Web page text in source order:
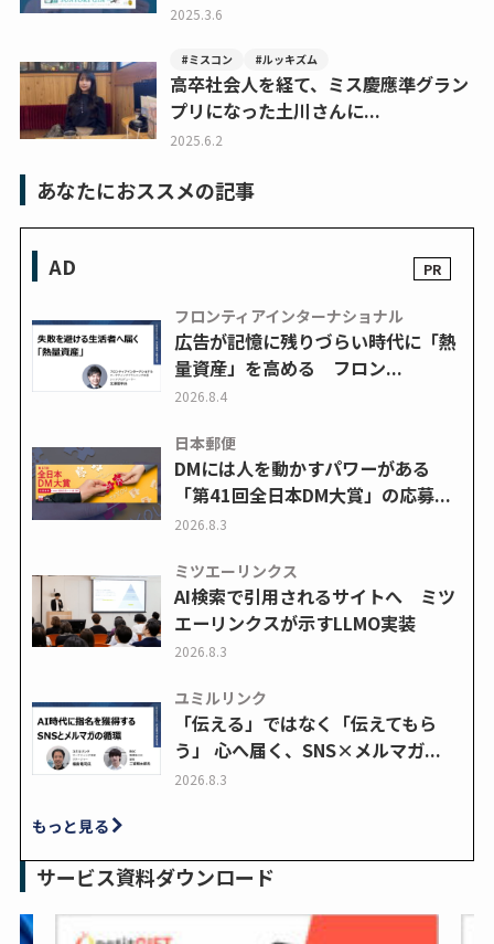
2025.3.6
#ミスコン #ルッキズム
高卒社会人を経て、ミス慶應準グラン
プリになった土川さんに...
2025.6.2
あなたにおススメの記事
AD
フロンティアインターナショナル
広告が記憶に残りづらい時代に「熱
量資産」を高める フロン...
2026.8.4
日本郵便
DMには人を動かすパワーがある
「第41回全日本DM大賞」の応募...
2026.8.3
ミツエーリンクス
AI検索で引用されるサイトへ ミツ
エーリンクスが示すLLMO実装
2026.8.3
ユミルリンク
「伝える」ではなく「伝えてもら
う」 心へ届く、SNS×メルマガ...
2026.8.3
もっと見る
サービス資料ダウンロード